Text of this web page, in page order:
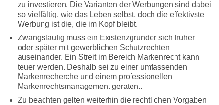
zu investieren. Die Varianten der Werbungen sind dabei
so vielfältig, wie das Leben selbst, doch die effektivste
Werbung ist die, die im Kopf bleibt.
Zwangsläufig muss ein Existenzgründer sich früher
oder später mit gewerblichen Schutzrechten
auseinander. Ein Streit im Bereich Markenrecht kann
teuer werden. Deshalb sei zu einer umfassenden
Markenrecherche und einem professionellen
Markenrechtsmanagement geraten..
Zu beachten gelten weiterhin die rechtlichen Vorgaben